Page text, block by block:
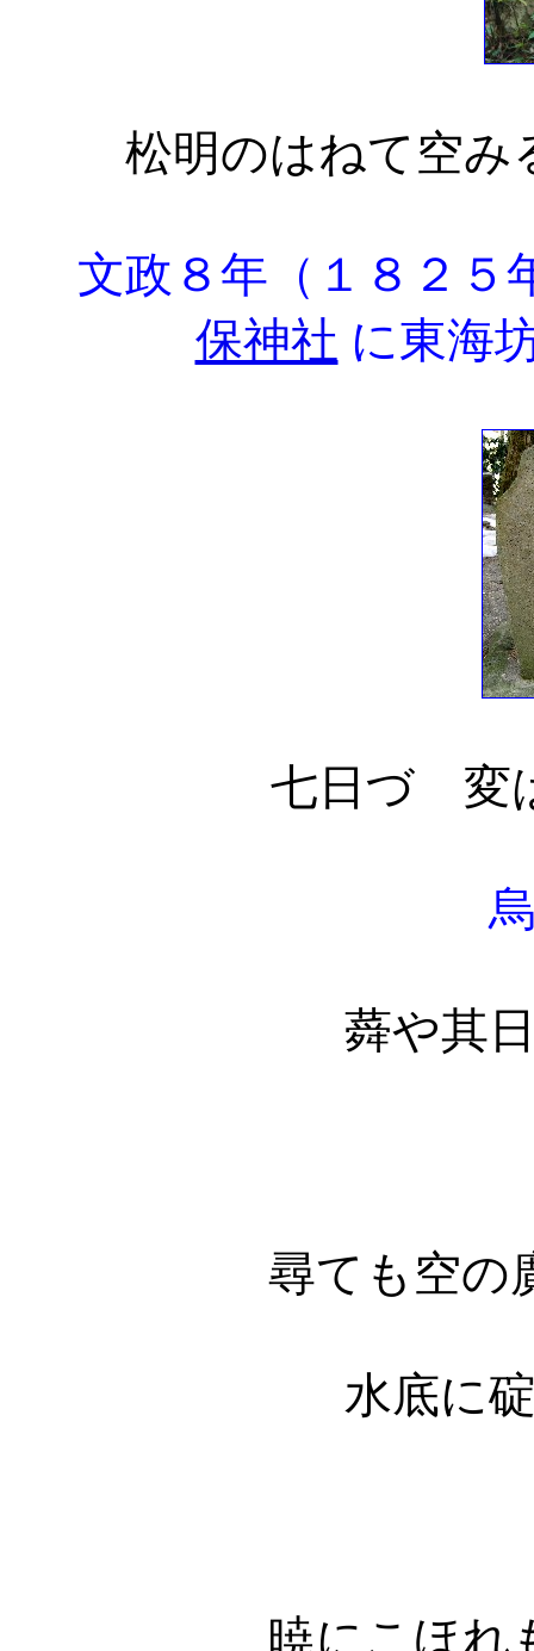
松明のはねて
文政８年（１８２５
保神社 に東海
七日づゝ変
蕣や其
尋ても空の
水底に
暁にこほれ